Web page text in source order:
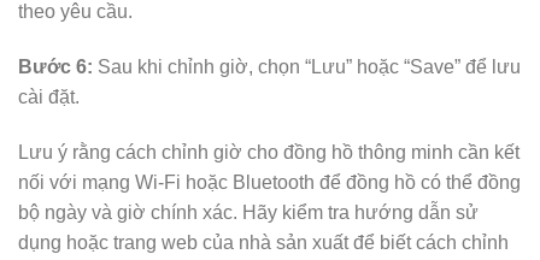
theo yêu cầu.
Bước 6: Sau khi chỉnh giờ, chọn “Lưu” hoặc “Save” để lưu
cài đặt.
Lưu ý rằng cách chỉnh giờ cho đồng hồ thông minh cần kết
nối với mạng Wi-Fi hoặc Bluetooth để đồng hồ có thể đồng
bộ ngày và giờ chính xác. Hãy kiểm tra hướng dẫn sử
dụng hoặc trang web của nhà sản xuất để biết cách chỉnh